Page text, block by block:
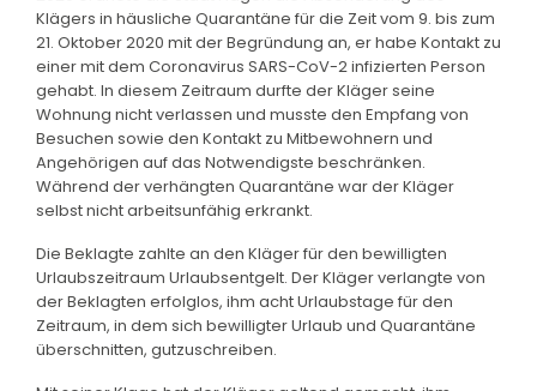
Klägers in häusliche Quarantäne für die Zeit vom 9. bis zum
21. Oktober 2020 mit der Begründung an, er habe Kontakt zu
einer mit dem Coronavirus SARS-CoV-2 infizierten Person
gehabt. In diesem Zeitraum durfte der Kläger seine
Wohnung nicht verlassen und musste den Empfang von
Besuchen sowie den Kontakt zu Mitbewohnern und
Angehörigen auf das Notwendigste beschränken.
Während der verhängten Quarantäne war der Kläger
selbst nicht arbeitsunfähig erkrankt.
Die Beklagte zahlte an den Kläger für den bewilligten
Urlaubszeitraum Urlaubsentgelt. Der Kläger verlangte von
der Beklagten erfolglos, ihm acht Urlaubstage für den
Zeitraum, in dem sich bewilligter Urlaub und Quarantäne
überschnitten, gutzuschreiben.